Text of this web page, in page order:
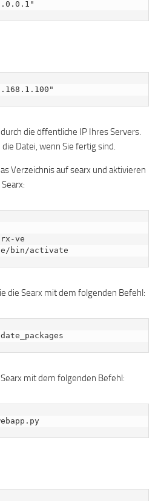
die öffentliche IP Ihres Servers.
Datei, wenn Sie fertig sind.
Verzeichnis auf searx und aktivieren
ve
bin/activate
die Searx mit dem folgenden Befehl:
mit dem folgenden Befehl: